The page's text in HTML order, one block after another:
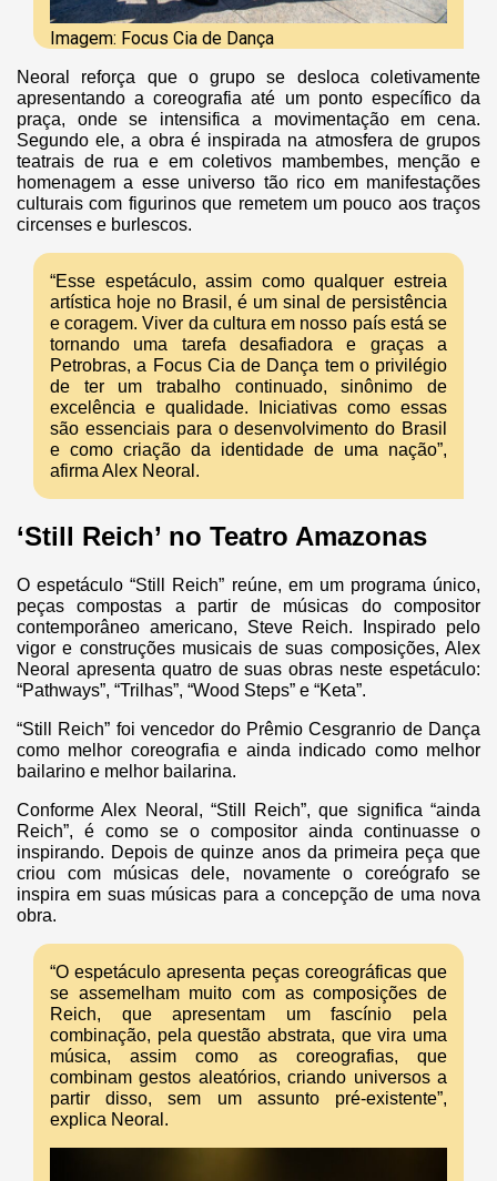
Imagem: Focus Cia de Dança
Neoral reforça que o grupo se desloca coletivamente
apresentando a coreografia até um ponto específico da
praça, onde se intensifica a movimentação em cena.
Segundo ele, a obra é inspirada na atmosfera de grupos
teatrais de rua e em coletivos mambembes, menção e
homenagem a esse universo tão rico em manifestações
culturais com figurinos que remetem um pouco aos traços
circenses e burlescos.
“Esse espetáculo, assim como qualquer estreia
artística hoje no Brasil, é um sinal de persistência
e coragem. Viver da cultura em nosso país está se
tornando uma tarefa desafiadora e graças a
Petrobras, a Focus Cia de Dança tem o privilégio
de ter um trabalho continuado, sinônimo de
excelência e qualidade. Iniciativas como essas
são essenciais para o desenvolvimento do Brasil
e como criação da identidade de uma nação”,
afirma Alex Neoral.
‘Still Reich’ no Teatro Amazonas
O espetáculo “Still Reich” reúne, em um programa único,
peças compostas a partir de músicas do compositor
contemporâneo americano, Steve Reich. Inspirado pelo
vigor e construções musicais de suas composições, Alex
Neoral apresenta quatro de suas obras neste espetáculo:
“Pathways”, “Trilhas”, “Wood Steps” e “Keta”.
“Still Reich” foi vencedor do Prêmio Cesgranrio de Dança
como melhor coreografia e ainda indicado como melhor
bailarino e melhor bailarina.
Conforme Alex Neoral, “Still Reich”, que significa “ainda
Reich”, é como se o compositor ainda continuasse o
inspirando. Depois de quinze anos da primeira peça que
criou com músicas dele, novamente o coreógrafo se
inspira em suas músicas para a concepção de uma nova
obra.
“O espetáculo apresenta peças coreográficas que
se assemelham muito com as composições de
Reich, que apresentam um fascínio pela
combinação, pela questão abstrata, que vira uma
música, assim como as coreografias, que
combinam gestos aleatórios, criando universos a
partir disso, sem um assunto pré-existente”,
explica Neoral.